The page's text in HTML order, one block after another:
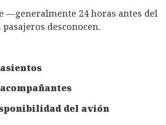
—generalmente 24 horas antes del
desconocen.
del avión